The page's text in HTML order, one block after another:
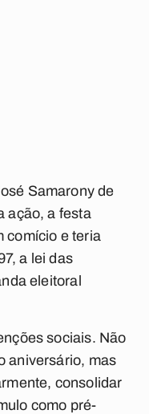
Samarony de
ação, a festa
comício e teria
a lei das
eleitoral
sociais. Não
aniversário, mas
consolidar
como pré-